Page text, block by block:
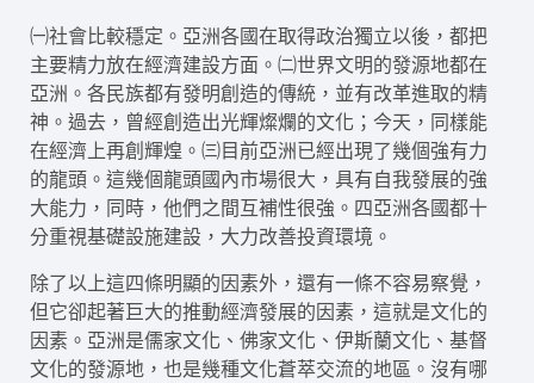
㈠社會比較穩定。亞洲各國在取得政治獨立以後，都把
主要精力放在經濟建設方面。㈡世界文明的發源地都在
亞洲。各民族都有發明創造的傳統，並有改革進取的精
神。過去，曾經創造出光輝燦爛的文化；今天，同樣能
在經濟上再創輝煌。㈢目前亞洲已經出現了幾個強有力
的龍頭。這幾個龍頭國內市場很大，具有自我發展的強
大能力，同時，他們之間互補性很強。四亞洲各國都十
分重視基礎設施建設，大力改善投資環境。
除了以上這四條明顯的因素外，還有一條不容易察覺，
但它卻起著巨大的推動經濟發展的因素，這就是文化的
因素。亞洲是儒家文化、佛家文化、伊斯蘭文化、基督
文化的發源地，也是幾種文化蒼萃交流的地區。沒有哪